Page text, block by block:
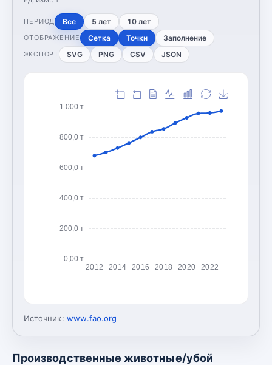
ПЕРИОД Все 5 лет 10 лет
ОТОБРАЖЕНИЕ Сетка Точки Заполнение
ЭКСПОРТ SVG PNG CSV JSON
0,00 т
200,0 т
400,0 т
600,0 т
800,0 т
1 000 т
2012 2014 2016 2018 2020 2022
Источник: www.fao.org
Производственные животные/убой